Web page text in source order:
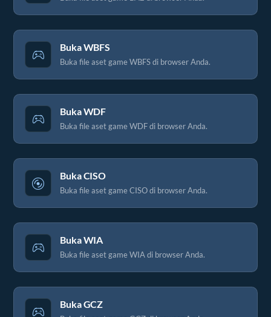
Buka WBFS
Buka file aset game WBFS di browser Anda.
Buka WDF
Buka file aset game WDF di browser Anda.
Buka CISO
Buka file aset game CISO di browser Anda.
Buka WIA
Buka file aset game WIA di browser Anda.
Buka GCZ